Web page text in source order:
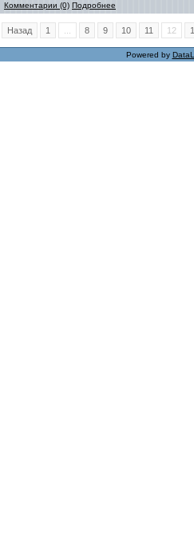
Комментарии (0) Подробнее
Назад 1 8 9 10 11 12
Powered by